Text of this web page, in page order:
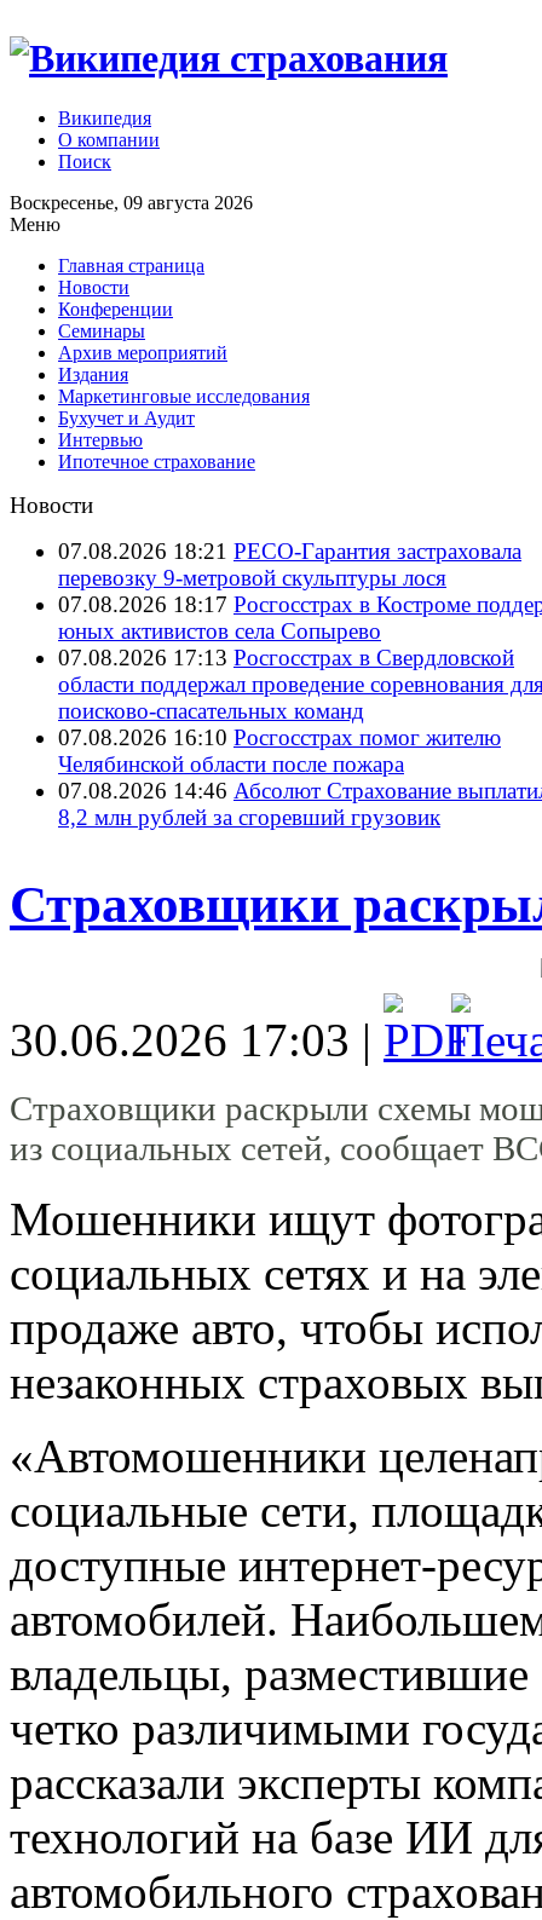
Википедия
О компании
Поиск
Воскресенье, 09 августа 2026
Меню
Главная страница
Новости
Конференции
Семинары
Архив мероприятий
Издания
Маркетинговые исследования
Бухучет и Аудит
Интервью
Ипотечное страхование
Новости
07.08.2026 18:21 РЕСО-Гарантия застраховала
перевозку 9-метровой скульптуры лося
07.08.2026 18:17 Росгосстрах в Костроме
юных активистов села Сопырево
07.08.2026 17:13 Росгосстрах в Свердловской
области поддержал проведение соревнования
поисково‑спасательных команд
07.08.2026 16:10 Росгосстрах помог жителю
Челябинской области после пожара
07.08.2026 14:46 Абсолют Страхование
8,2 млн рублей за сгоревший грузовик
Страховщики
30.06.2026 17:03 |
Страховщики раскрыли схемы
из социальных сетей, сообщает
Мошенники ищут
социальных сетях и на
продаже авто, чтобы
незаконных страховых
«Автомошенники
социальные сети,
доступные интернет-
автомобилей.
владельцы,
четко различимыми
рассказали эксперты
технологий на базе ИИ
автомобильного